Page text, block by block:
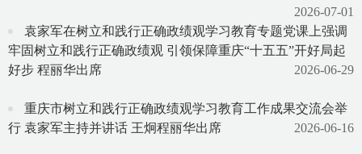
2026-07-01
袁家军在树立和践行正确政绩观学习教育专题党课上强调
牢固树立和践行正确政绩观 引领保障重庆“十五五”开好局起
好步 程丽华出席
2026-06-29
重庆市树立和践行正确政绩观学习教育工作成果交流会举
行 袁家军主持并讲话 王炯程丽华出席
2026-06-16